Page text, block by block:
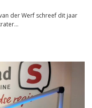
der Werf schreef dit jaar